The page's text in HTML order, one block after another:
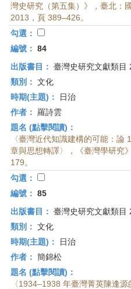
灣史研究（第五集）》，臺北：
2013，頁 389–426。
勾選：
編號： 84
出版書目： 臺灣史研究文獻類目
類別： 文化
時期(主題)：
日治
作者： 羅詩雲
題名 (點擊閱讀)：
〈臺灣近代知識建構的可能：
章與思想轉譯〉，《臺灣學研究
179。
勾選：
編號： 85
出版書目： 臺灣史研究文獻類目
類別： 文化
時期(主題)：
日治
作者： 簡錦松
題名 (點擊閱讀)：
〈1934–1938 年臺灣菁英陳逢